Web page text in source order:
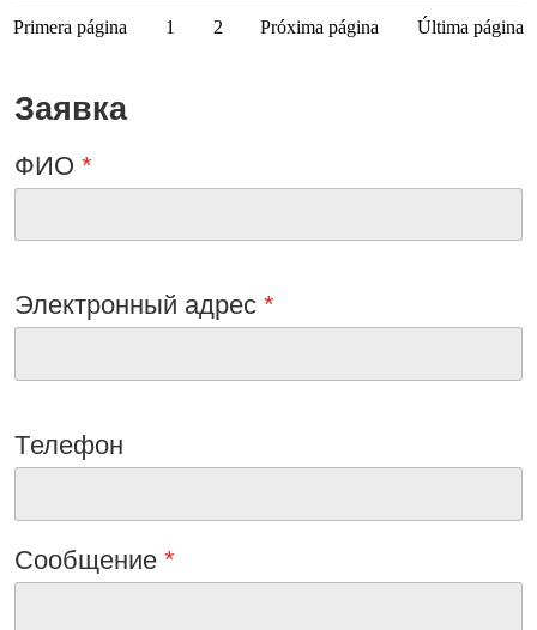
Primera página 1 2 Próxima página Última página
Заявка
ФИО *
Электронный адрес *
Tелефон
Сообщениe *